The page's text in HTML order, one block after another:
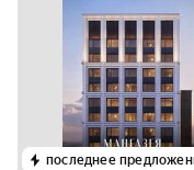
последнее